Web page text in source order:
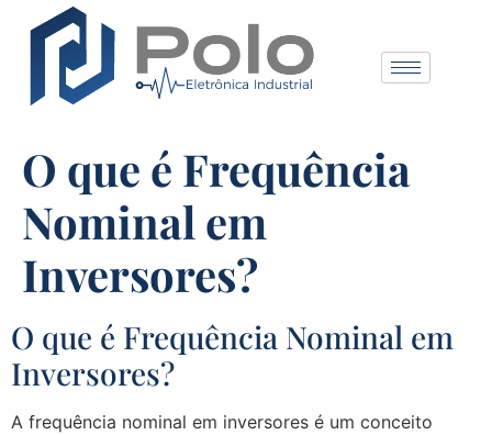
O que é Frequência
Nominal em
Inversores?
O que é Frequência Nominal em
Inversores?
A frequência nominal em inversores é um conceito